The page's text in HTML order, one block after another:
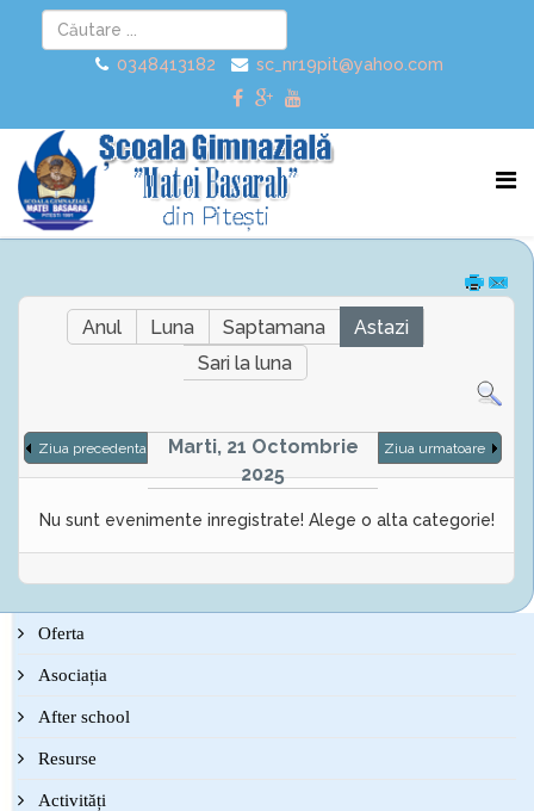
0348413182 sc_nr19pit@yahoo.com
Anul Luna Saptamana
Astazi
Sari la luna
Ziua precedenta
Marti, 21 Octombrie
2025
Ziua urmatoare
Nu sunt evenimente inregistrate! Alege o alta categorie!
Oferta
Asociația
After school
Resurse
Activități